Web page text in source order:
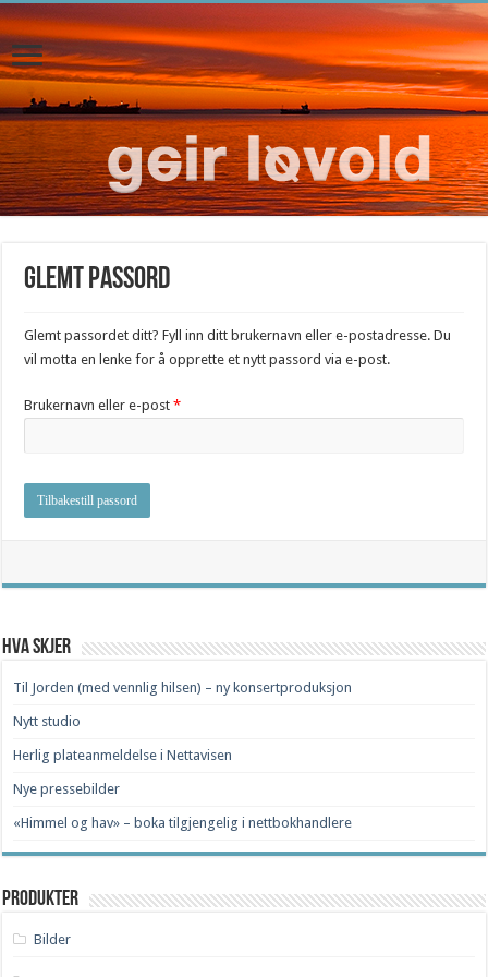
Glemt passord
Glemt passordet ditt? Fyll inn ditt brukernavn eller e-postadresse. Du
vil motta en lenke for å opprette et nytt passord via e-post.
Brukernavn eller e-post*Påkrevd
Tilbakestill passord
Hva skjer
Til Jorden (med vennlig hilsen) – ny konsertproduksjon
Nytt studio
Herlig plateanmeldelse i Nettavisen
Nye pressebilder
«Himmel og hav» – boka tilgjengelig i nettbokhandlere
Produkter
Bilder